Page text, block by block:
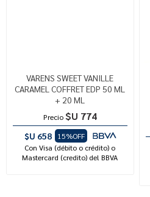
VARENS SWEET VANILLE
CARAMEL COFFRET EDP 50 ML
+ 20 ML
Precio $U 774
$U 658
15%OFF
Con Visa (débito o crédito) o
Mastercard (credito) del BBVA